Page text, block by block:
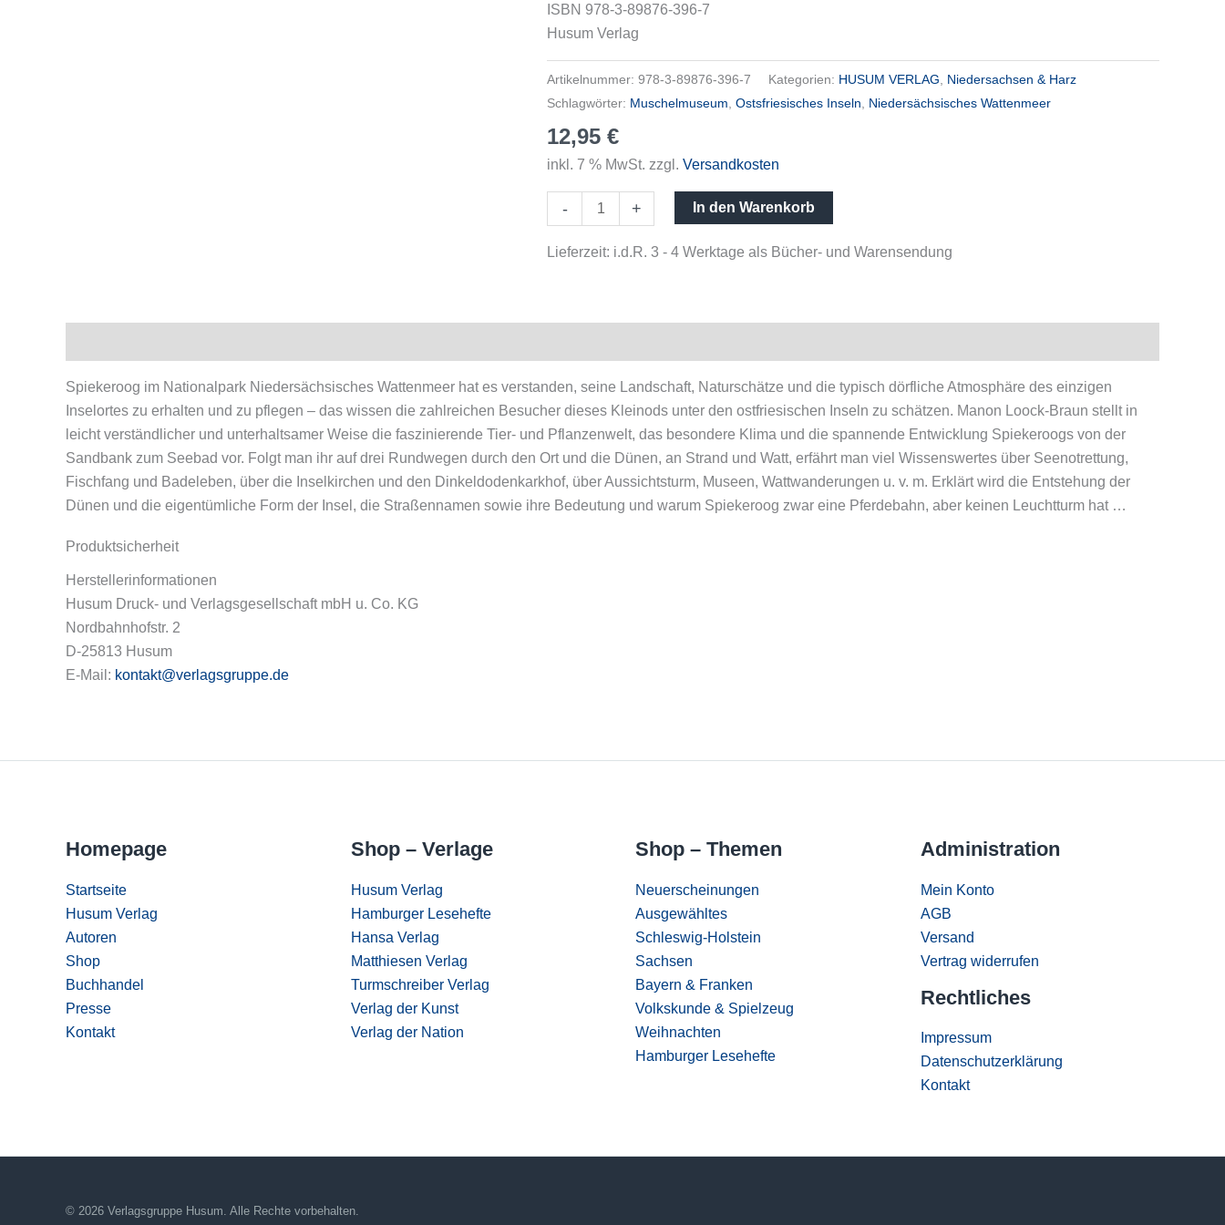
ISBN 978-3-89876-396-7
Husum Verlag
Artikelnummer: 978-3-89876-396-7 Kategorien: HUSUM VERLAG
Niedersachsen & Harz
Schlagwörter: Muschelmuseum Ostsfriesisches Inseln Niedersächsisches Wattenmeer
12,95 €
inkl. 7 % MwSt. zzgl. Versandkosten
- + In den Warenkorb
Lieferzeit: i.d.R. 3 - 4 Werktage als Bücher- und Warensendung
Spiekeroog im Nationalpark Niedersächsisches Wattenmeer hat es verstanden, seine Landschaft, Naturschätze und die typisch dörfliche Atmosphäre des einzigen
Inselortes zu erhalten und zu pflegen – das wissen die zahlreichen Besucher dieses Kleinods unter den ostfriesischen Inseln zu schätzen. Manon Loock-Braun stellt in
leicht verständlicher und unterhaltsamer Weise die faszinierende Tier- und Pflanzenwelt, das besondere Klima und die spannende Entwicklung Spiekeroogs von der
Sandbank zum Seebad vor. Folgt man ihr auf drei Rundwegen durch den Ort und die Dünen, an Strand und Watt, erfährt man viel Wissenswertes über Seenotrettung,
Fischfang und Badeleben, über die Inselkirchen und den Dinkeldodenkarkhof, über Aussichtsturm, Museen, Wattwanderungen u. v. m. Erklärt wird die Entstehung der
Dünen und die eigentümliche Form der Insel, die Straßennamen sowie ihre Bedeutung und warum Spiekeroog zwar eine Pferdebahn, aber keinen Leuchtturm hat …
Produktsicherheit
Herstellerinformationen
Husum Druck- und Verlagsgesellschaft mbH u. Co. KG
Nordbahnhofstr. 2
D-25813 Husum
E-Mail: kontakt@verlagsgruppe.de
Homepage
Startseite
Husum Verlag
Autoren
Shop
Buchhandel
Presse
Kontakt
Shop – Verlage
Husum Verlag
Hamburger Lesehefte
Hansa Verlag
Matthiesen Verlag
Turmschreiber Verlag
Verlag der Kunst
Verlag der Nation
Shop – Themen
Neuerscheinungen
Ausgewähltes
Schleswig-Holstein
Sachsen
Bayern & Franken
Volkskunde & Spielzeug
Weihnachten
Hamburger Lesehefte
Administration
Mein Konto
AGB
Versand
Vertrag widerrufen
Rechtliches
Impressum
Datenschutzerklärung
Kontakt
© 2026 Verlagsgruppe Husum. Alle Rechte vorbehalten.